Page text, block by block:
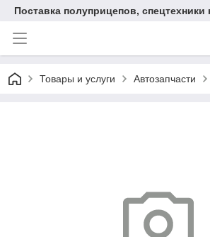
Поставка полуприцепов,
Товары и услуги Автозапчасти